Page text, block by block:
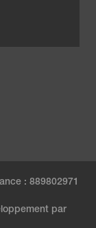
: 889802971
par